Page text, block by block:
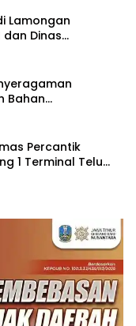
Lamongan
dan Dinas
Bahan
Industri
Percantik
1 Terminal Teluk